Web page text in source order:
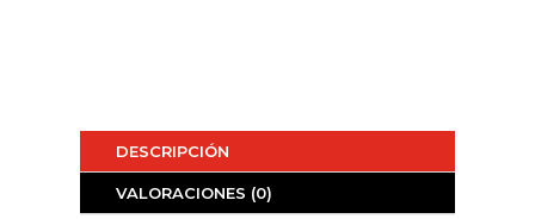
DESCRIPCIÓN
VALORACIONES (0)